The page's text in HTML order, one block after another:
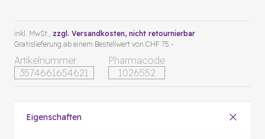
Artikelnummer
3574661654621
Pharmacode
1026552
inkl. MwSt., zzgl. Versandkosten, nicht retournierbar
Gratislieferung ab einem Bestellwert von CHF 75.-
Eigenschaften